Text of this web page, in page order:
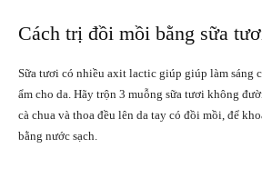
Cách trị đồi mồi bằng sữa
Sữa tươi có nhiều axit lactic giúp giúp làm sáng
ẩm cho da. Hãy trộn 3 muỗng sữa tươi không
cà chua và thoa đều lên da tay có đồi mồi, để
bằng nước sạch.